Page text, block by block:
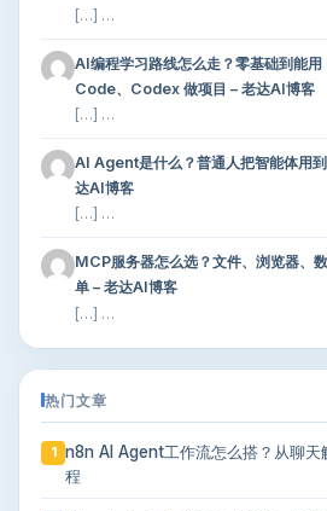
[…] …
AI编程学习路线怎么走？零基础到能
Code、Codex 做项目 – 老达AI博客
[…] …
AI Agent是什么？普通人把智能体用
达AI博客
[…] …
MCP服务器怎么选？文件、浏览器、
单 – 老达AI博客
[…] …
热门文章
1
n8n AI Agent工作流怎么搭？从聊天
程